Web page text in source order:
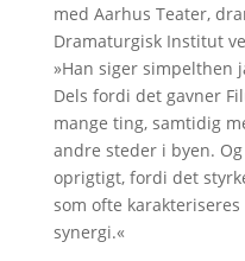
med Aarhus Teater,
Dramaturgisk Institut
»Han siger simpelthen
Dels fordi det gavner
mange ting, samtidig
andre steder i byen.
oprigtigt, fordi det
som ofte
synergi.«